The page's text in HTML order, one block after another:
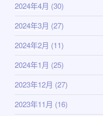
2024年4月 (30)
2024年3月 (27)
2024年2月 (11)
2024年1月 (25)
2023年12月 (27)
2023年11月 (16)